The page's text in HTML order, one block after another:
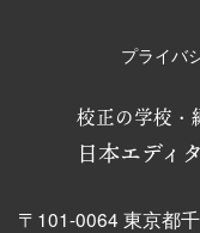
校正の学校・
日本エディ
〒101-0064 東京都
プライバ